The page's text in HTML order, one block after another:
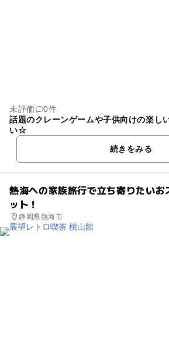
未評価
0件
話題のクレーンゲームや子供向けの楽し
い☆
続きをみる
熱海への家族旅行で立ち寄りたいお
ット！
静岡県熱海市